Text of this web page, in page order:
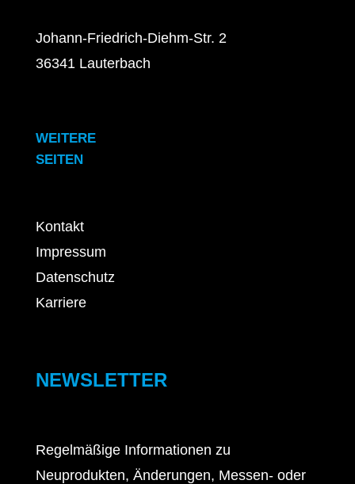
Johann-Friedrich-Diehm-Str. 2
36341 Lauterbach
WEITERE
SEITEN
Kontakt
Impressum
Datenschutz
Karriere
NEWSLETTER
Regelmäßige Informationen zu
Neuprodukten, Änderungen, Messen- oder